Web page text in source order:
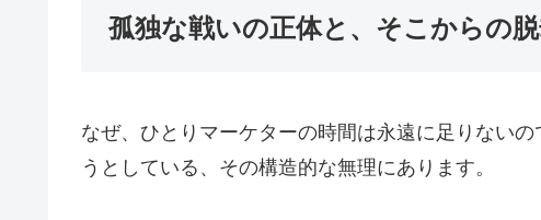
孤独な戦いの正体と、そこからの
なぜ、ひとりマーケターの時間は永遠に足りない
うとしている、その構造的な無理にあります。